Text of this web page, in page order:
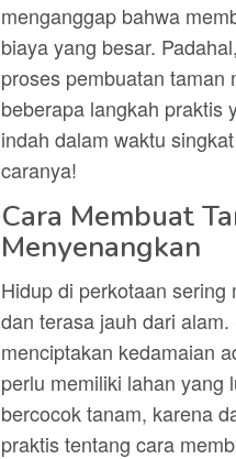
menganggap bahwa
biaya yang besar.
proses pembuatan taman
beberapa langkah praktis
indah dalam waktu
caranya!
Cara Membuat
Menyenangkan
Hidup di perkotaan
dan terasa jauh dari
menciptakan kedamaian
perlu memiliki lahan yang
bercocok tanam, karena
praktis tentang cara